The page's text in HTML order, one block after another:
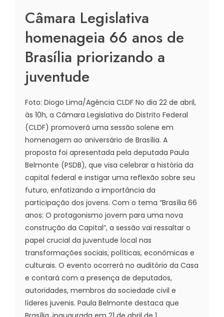
Câmara Legislativa
homenageia 66 anos de
Brasília priorizando a
juventude
Foto: Diogo Lima/Agência CLDF No dia 22 de abril,
às 10h, a Câmara Legislativa do Distrito Federal
(CLDF) promoverá uma sessão solene em
homenagem ao aniversário de Brasília. A
proposta foi apresentada pela deputada Paula
Belmonte (PSDB), que visa celebrar a história da
capital federal e instigar uma reflexão sobre seu
futuro, enfatizando a importância da
participação dos jovens. Com o tema “Brasília 66
anos: O protagonismo jovem para uma nova
construção da Capital”, a sessão vai ressaltar o
papel crucial da juventude local nas
transformações sociais, políticas, econômicas e
culturais. O evento ocorrerá no auditório da Casa
e contará com a presença de deputados,
autoridades, membros da sociedade civil e
líderes juvenis. Paula Belmonte destaca que